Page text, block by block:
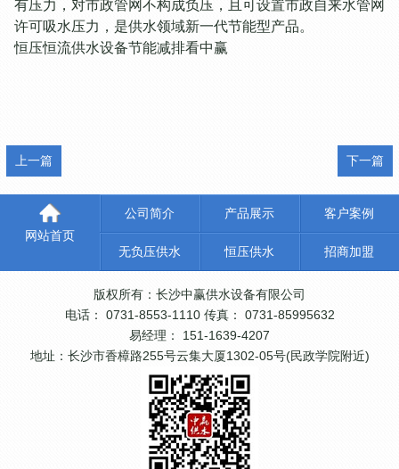
有压力，对市政管网不构成负压，且可设置市政自来水管网
许可吸水压力，是供水领域新一代节能型产品。
恒压恒流供水设备节能减排看中赢
上一篇 下一篇
网站首页
公司简介 产品展示 客户案例
无负压供水 恒压供水 招商加盟
版权所有：长沙中赢供水设备有限公司
电话： 0731-8553-1110 传真： 0731-85995632
易经理： 151-1639-4207
地址：长沙市香樟路255号云集大厦1302-05号(民政学院附近)